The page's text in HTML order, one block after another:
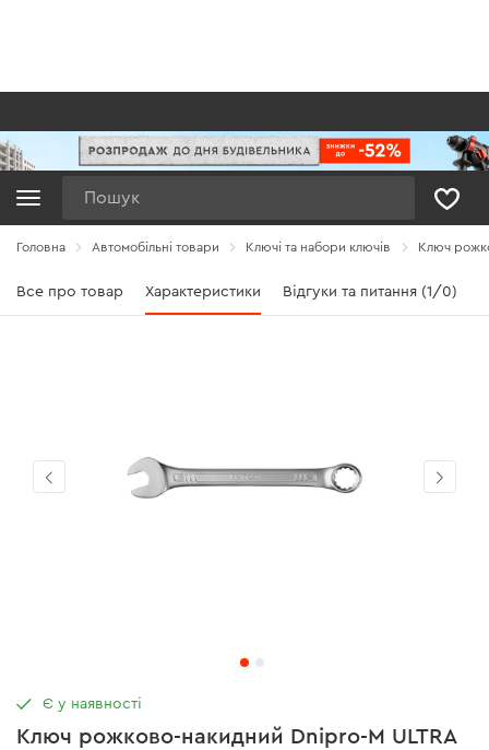
Головна Автомобільні товари Ключі та набори ключів Ключ
Все про товар Характеристики Відгуки та питання (1/0)
Ключ рожково-накидний Dnipro-M ULTRA
Є у наявності